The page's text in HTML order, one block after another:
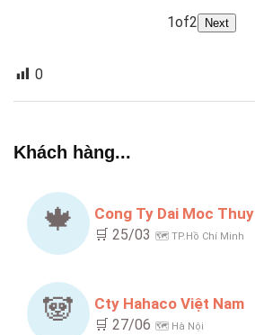
1of2 Next
0
Khách hàng...
🍁 Cong Ty Dai Moc Thuy
🛒 25/03 🗺️ TP.Hồ Chí Minh
🐼 Cty Hahaco Việt Nam
🛒 27/06 🗺️ Hà Nội